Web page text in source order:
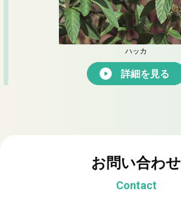
ハッカ
詳細を見る
お問い合わせ
Contact